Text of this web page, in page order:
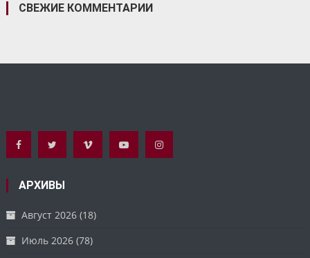
СВЕЖИЕ КОММЕНТАРИИ
АРХИВЫ
Август 2026 (18)
Июль 2026 (78)